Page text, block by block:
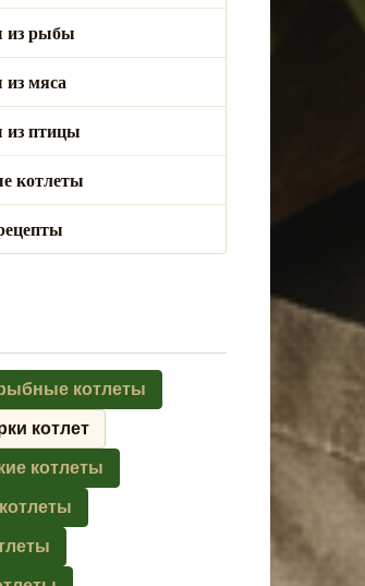
из рыбы
мяса
из птицы
котлеты
котлеты
котлет
котлеты